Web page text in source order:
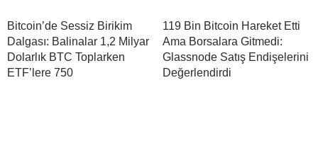
Bitcoin’de Sessiz Birikim
Dalgası: Balinalar 1,2 Milyar
Dolarlık BTC Toplarken
ETF’lere 750
119 Bin Bitcoin Hareket Etti
Ama Borsalara Gitmedi:
Glassnode Satış Endişelerini
Değerlendirdi